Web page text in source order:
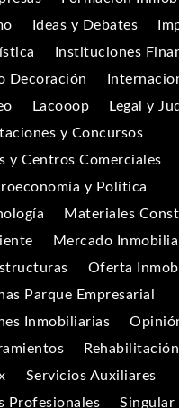
Ideas y Debates
Instituciones
Decoración
Lacooop
Legal y
y Concursos
y Centros Comerciales
y Política
Materiales
Mercado
Oferta
Parque Empresarial
Inmobiliarias
Servicios Auxiliares
Profesionales
Singular